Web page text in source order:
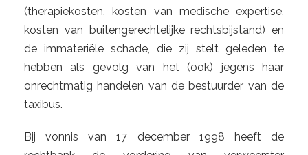
(therapiekosten, kosten van medische expertise,
kosten van buitengerechtelijke rechtsbijstand) en
de immateriële schade, die zij stelt geleden te
hebben als gevolg van het (ook) jegens haar
onrechtmatig handelen van de bestuurder van de
taxibus.
Bij vonnis van 17 december 1998 heeft de